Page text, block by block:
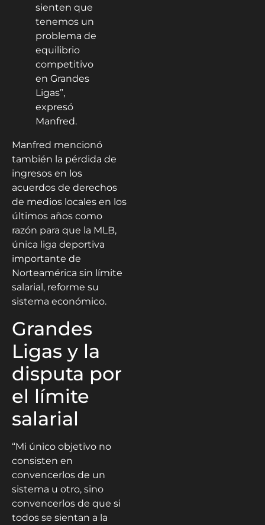
sienten que
tenemos un
problema de
equilibrio
competitivo
en Grandes
Ligas”,
expresó
Manfred.
Manfred mencionó
también la pérdida de
ingresos en los
acuerdos de derechos
de medios locales en los
últimos años como
razón para que la MLB,
única liga deportiva
importante de
Norteamérica sin límite
salarial, reforme su
sistema económico.
Grandes
Ligas y la
disputa por
el límite
salarial
“Mi único objetivo no
consisten en
convencerlos de un
sistema u otro, sino
convencerlos de que si
todos se sientan a la